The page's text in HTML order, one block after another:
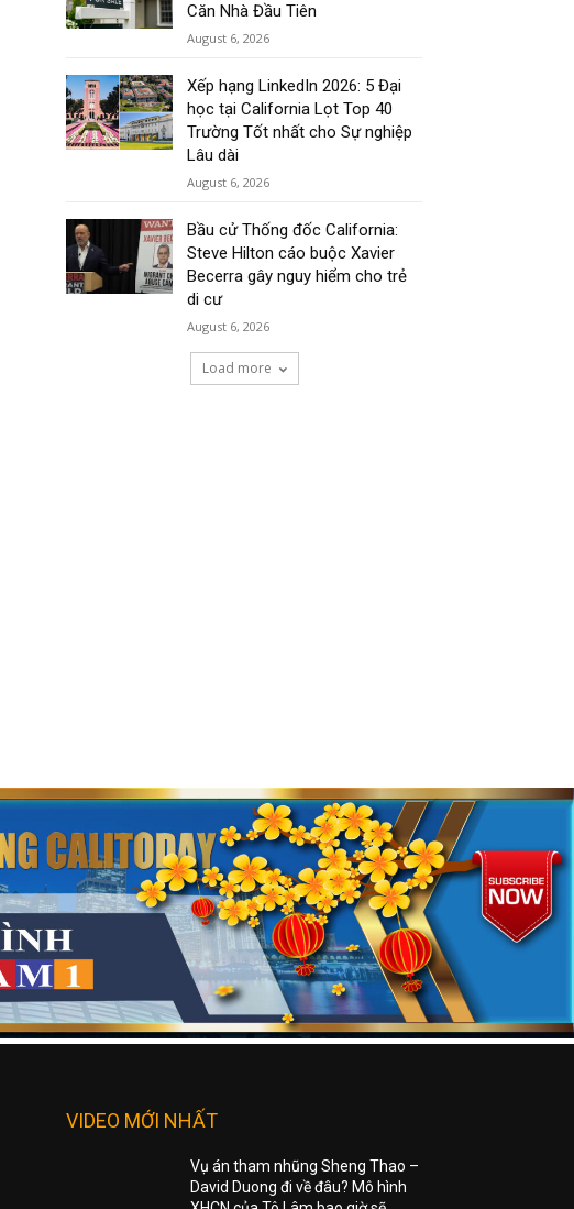
Căn Nhà Đầu Tiên
August 6, 2026
Xếp hạng LinkedIn 2026: 5 Đại
học tại California Lọt Top 40
Trường Tốt nhất cho Sự nghiệp
Lâu dài
August 6, 2026
Bầu cử Thống đốc California:
Steve Hilton cáo buộc Xavier
Becerra gây nguy hiểm cho trẻ
di cư
August 6, 2026
Load more
VIDEO MỚI NHẤT
Vụ án tham nhũng Sheng Thao –
David Duong đi về đâu? Mô hình